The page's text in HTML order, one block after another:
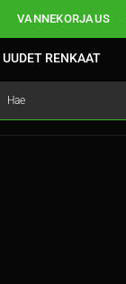
VANNEKORJAUS
UUDET RENKAAT